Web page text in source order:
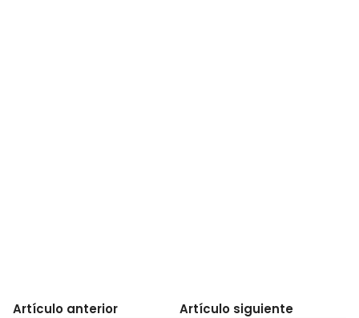
Artículo anterior Artículo siguiente